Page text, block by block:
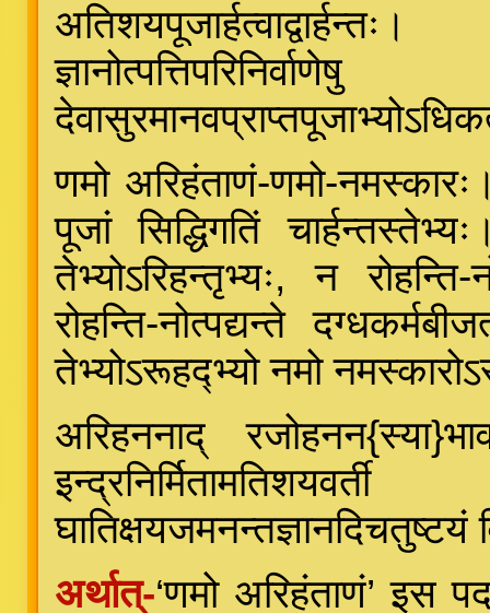
णमो अरिहंताणं-णमो-
पूजां सिद्धिगतिं
तेभ्योऽरिहन्तृभ्यः, न
रोहन्ति-नोत्पद्यन्ते
तेभ्योऽरूहद्भ्यो नमो
अरिहननाद्
घातिक्षयजमनन्तज्ञानदिचतुष्टयं
अर्थात्-‘णमो अरिहंताणं’ इस